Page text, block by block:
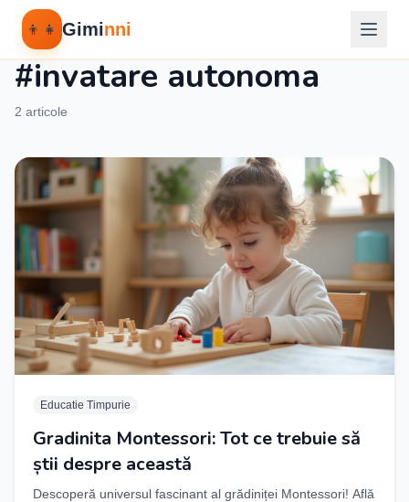
👦👧 Giminni
Etichetă
#invatare autonoma
2 articole
Educatie Timpurie
Gradinita Montessori: Tot ce trebuie să
știi despre această
Descoperă universul fascinant al grădiniței Montessori! Află